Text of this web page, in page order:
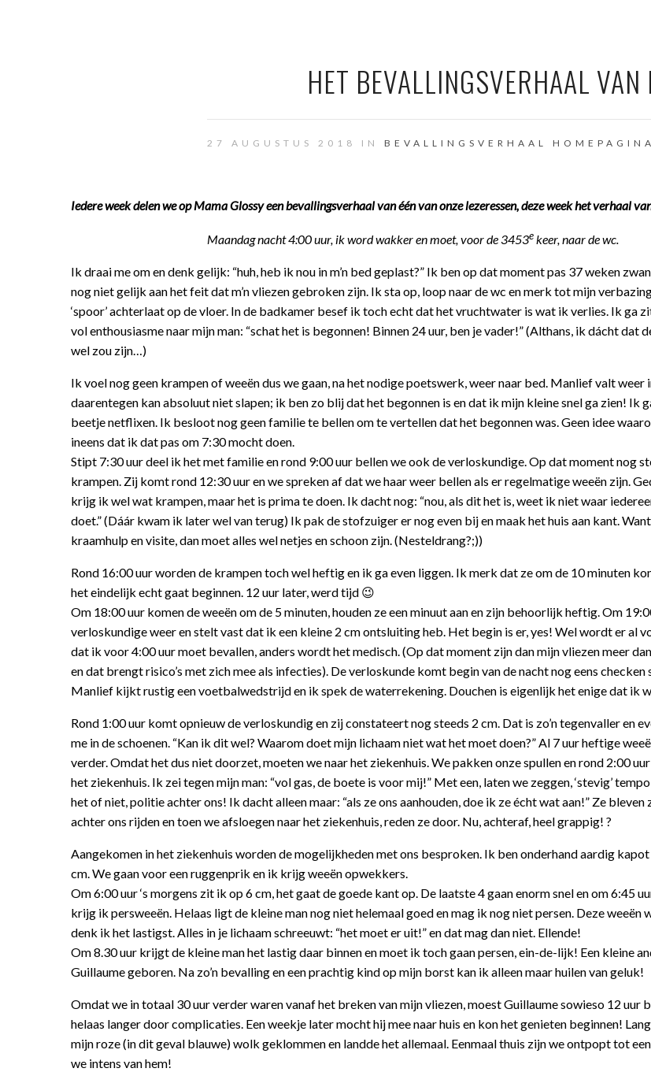
HET BEVALLINGSVERHAAL
27 AUGUSTUS 2018 IN BEVALLINGSVERHAAL HOMEPAGINA
Iedere week delen we op Mama Glossy een bevallingsverhaal van één van onze lezeressen, deze week het verhaal
Maandag nacht 4:00 uur, ik word wakker en moet, voor de 3453ekeer, naar de wc.
Ik draai me om en denk gelijk: “huh, heb ik nou in m’n bed geplast?” Ik ben op dat moment pas 37 weken
nog niet gelijk aan het feit dat m’n vliezen gebroken zijn. Ik sta op, loop naar de wc en merk tot mijn
‘spoor’ achterlaat op de vloer. In de badkamer besef ik toch echt dat het vruchtwater is wat ik verlies. Ik ga
vol enthousiasme naar mijn man: “schat het is begonnen! Binnen 24 uur, ben je vader!” (Althans, ik dácht dat
wel zou zijn…)
Ik voel nog geen krampen of weeën dus we gaan, na het nodige poetswerk, weer naar bed. Manlief valt weer
daarentegen kan absoluut niet slapen; ik ben zo blij dat het begonnen is en dat ik mijn kleine snel ga zien! Ik
beetje netflixen. Ik besloot nog geen familie te bellen om te vertellen dat het begonnen was. Geen idee
ineens dat ik dat pas om 7:30 mocht doen.
Stipt 7:30 uur deel ik het met familie en rond 9:00 uur bellen we ook de verloskundige. Op dat moment nog
krampen. Zij komt rond 12:30 uur en we spreken af dat we haar weer bellen als er regelmatige weeën zijn.
krijg ik wel wat krampen, maar het is prima te doen. Ik dacht nog: “nou, als dit het is, weet ik niet waar
doet.” (Dáár kwam ik later wel van terug) Ik pak de stofzuiger er nog even bij en maak het huis aan kant.
kraamhulp en visite, dan moet alles wel netjes en schoon zijn. (Nesteldrang?;))
Rond 16:00 uur worden de krampen toch wel heftig en ik ga even liggen. Ik merk dat ze om de 10 minuten
het eindelijk echt gaat beginnen. 12 uur later, werd tijd 😉
Om 18:00 uur komen de weeën om de 5 minuten, houden ze een minuut aan en zijn behoorlijk heftig. Om
verloskundige weer en stelt vast dat ik een kleine 2 cm ontsluiting heb. Het begin is er, yes! Wel wordt er al
dat ik voor 4:00 uur moet bevallen, anders wordt het medisch. (Op dat moment zijn dan mijn vliezen meer
en dat brengt risico’s met zich mee als infecties). De verloskunde komt begin van de nacht nog eens checken
Manlief kijkt rustig een voetbalwedstrijd en ik spek de waterrekening. Douchen is eigenlijk het enige dat ik
Rond 1:00 uur komt opnieuw de verloskundig en zij constateert nog steeds 2 cm. Dat is zo’n tegenvaller en
me in de schoenen. “Kan ik dit wel? Waarom doet mijn lichaam niet wat het moet doen?” Al 7 uur heftige
verder. Omdat het dus niet doorzet, moeten we naar het ziekenhuis. We pakken onze spullen en rond 2:00
het ziekenhuis. Ik zei tegen mijn man: “vol gas, de boete is voor mij!” Met een, laten we zeggen, ‘stevig’
het of niet, politie achter ons! Ik dacht alleen maar: “als ze ons aanhouden, doe ik ze écht wat aan!” Ze bleven
achter ons rijden en toen we afsloegen naar het ziekenhuis, reden ze door. Nu, achteraf, heel grappig! ?
Aangekomen in het ziekenhuis worden de mogelijkheden met ons besproken. Ik ben onderhand aardig
cm. We gaan voor een ruggenprik en ik krijg weeën opwekkers.
Om 6:00 uur ‘s morgens zit ik op 6 cm, het gaat de goede kant op. De laatste 4 gaan enorm snel en om 6:45
krijg ik persweeën. Helaas ligt de kleine man nog niet helemaal goed en mag ik nog niet persen. Deze weeën
denk ik het lastigst. Alles in je lichaam schreeuwt: “het moet er uit!” en dat mag dan niet. Ellende!
Om 8.30 uur krijgt de kleine man het lastig daar binnen en moet ik toch gaan persen, ein-de-lijk! Een kleine
Guillaume geboren. Na zo’n bevalling en een prachtig kind op mijn borst kan ik alleen maar huilen van geluk!
Omdat we in totaal 30 uur verder waren vanaf het breken van mijn vliezen, moest Guillaume sowieso 12 uur
helaas langer door complicaties. Een weekje later mocht hij mee naar huis en kon het genieten beginnen!
mijn roze (in dit geval blauwe) wolk geklommen en landde het allemaal. Eenmaal thuis zijn we ontpopt tot
we intens van hem!